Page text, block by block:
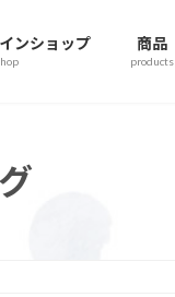
ンショップ 商品
products